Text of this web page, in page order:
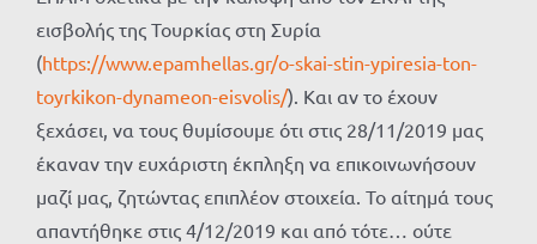
εισβολής της Τουρκίας στη Συρία
(https://www.epamhellas.gr/o-skai-stin-ypiresia-ton-
toyrkikon-dynameon-eisvolis/). Και αν το έχουν
ξεχάσει, να τους θυμίσουμε ότι στις 28/11/2019 μας
έκαναν την ευχάριστη έκπληξη να επικοινωνήσουν
μαζί μας, ζητώντας επιπλέον στοιχεία. Το αίτημά τους
απαντήθηκε στις 4/12/2019 και από τότε… ούτε